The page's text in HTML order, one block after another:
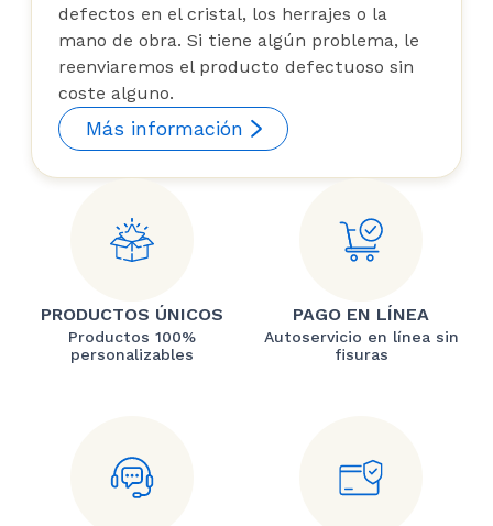
defectos en el cristal, los herrajes o la
mano de obra. Si tiene algún problema, le
reenviaremos el producto defectuoso sin
coste alguno.
Más información
PRODUCTOS ÚNICOS
Productos 100%
personalizables
PAGO EN LÍNEA
Autoservicio en línea sin
fisuras